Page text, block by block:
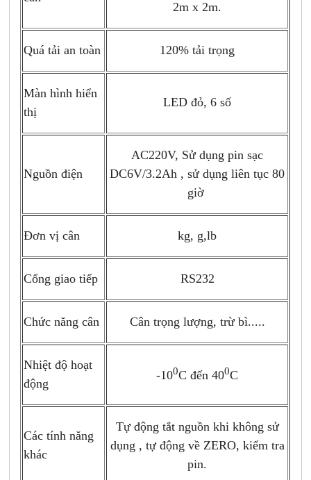
2m x 2m.
Quá tải an toàn 120% tải trọng
Màn hình hiển
thị
LED đỏ, 6 số
Nguồn điện
AC220V, Sử dụng pin sạc
DC6V/3.2Ah , sử dụng liên tục 80
giờ
Đơn vị cân kg, g,lb
Cổng giao tiếp RS232
Chức năng cân Cân trọng lượng, trừ bì.....
Nhiệt độ hoạt
động
-100C đến 400C
Các tính năng
khác
Tự động tắt nguồn khi không sử
dụng , tự động về ZERO, kiểm tra
pin.